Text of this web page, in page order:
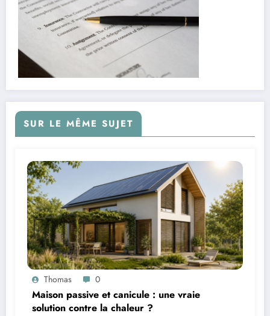
SUR LE MÊME SUJET
Thomas 0
Maison passive et canicule : une vraie
solution contre la chaleur ?